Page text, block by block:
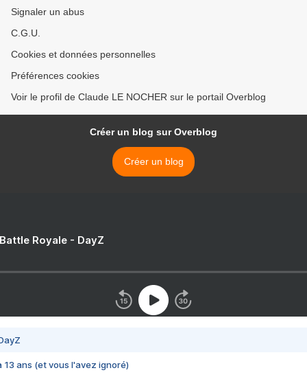
Signaler un abus
C.G.U.
Cookies et données personnelles
Préférences cookies
Voir le profil de Claude LE NOCHER sur le portail Overblog
Créer un blog sur Overblog
Créer un blog
Royale - DayZ
13 ans (et vous l'avez ignoré)